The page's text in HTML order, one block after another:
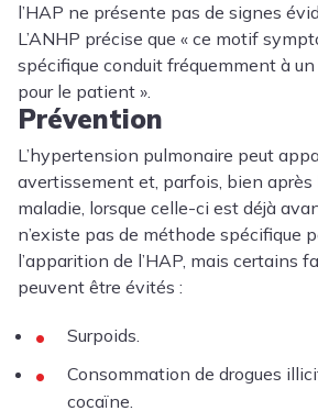
l’HAP ne présente pas de signes
L’ANHP précise que « ce motif
spécifique conduit fréquemment à
pour le patient ».
Prévention
L’hypertension pulmonaire peut
avertissement et, parfois, bien après
maladie, lorsque celle-ci est déjà
n’existe pas de méthode spécifique
l’apparition de l’HAP, mais certains
peuvent être évités :
Surpoids.
Consommation de drogues
cocaïne.